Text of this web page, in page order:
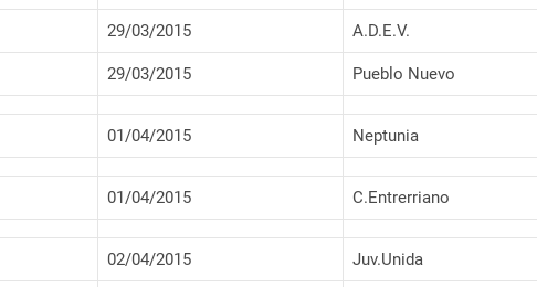
29/03/2015 A.D.E.V.
29/03/2015 Pueblo Nuevo
01/04/2015 Neptunia
01/04/2015 C.Entrerriano
02/04/2015 Juv.Unida